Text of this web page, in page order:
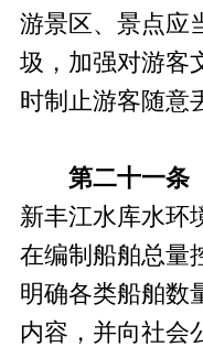
游景区、景点应
圾，加强对游客
时制止游客随意
第二十一
新丰江水库水环
在编制船舶总量
明确各类船舶数
内容，并向社会